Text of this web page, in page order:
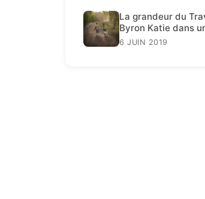
La grandeur du
Byron Katie dans
décadent
6 JUIN 2019